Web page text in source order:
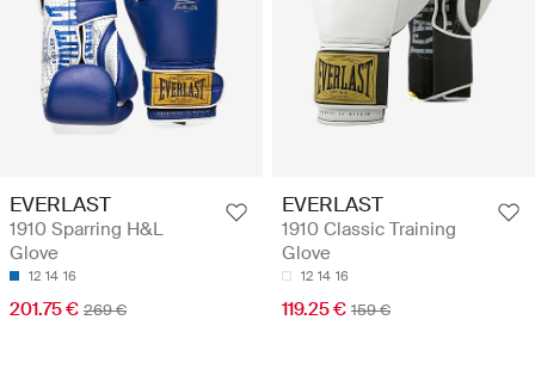
EVERLAST
1910 Sparring H&L
Glove
12 14 16
201.75 € 269 €
EVERLAST
1910 Classic Training
Glove
12 14 16
119.25 € 159 €